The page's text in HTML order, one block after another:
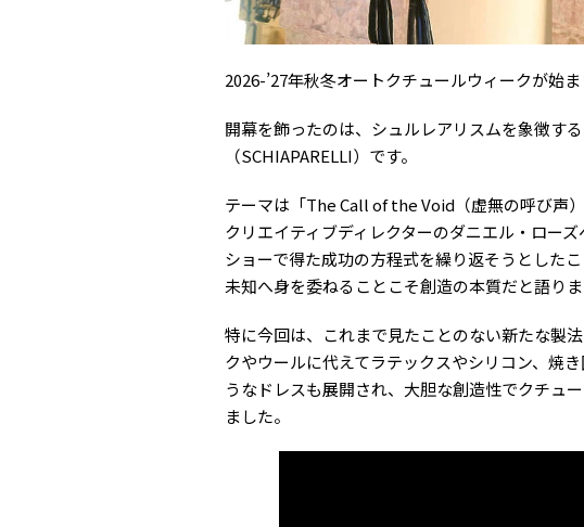
2026-’27年秋冬オートクチュールウィークが始ま
開幕を飾ったのは、シュルレアリスムを象徴す
（SCHIAPARELLI）です。
テーマは「The Call of the Void（虚無の呼び声）
クリエイティブディレクターのダニエル・ロー
ショーで得た成功の方程式を繰り返そうとした
未知へ身を委ねることこそ創造の本質だと語りま
特に今回は、これまで見たことのない新たな製
クやウールに代えてラテックスやシリコン、焼
うなドレスも展開され、大胆な創造性でクチュ
ました。